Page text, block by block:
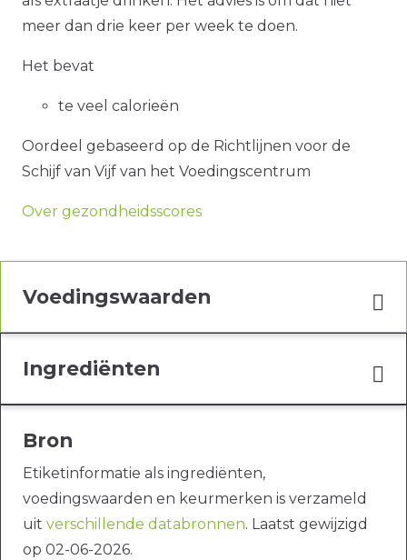
meer dan drie keer per week te doen.
Het bevat
te veel calorieën
Oordeel gebaseerd op de Richtlijnen voor de
Schijf van Vijf van het Voedingscentrum
Over gezondheidsscores
Voedingswaarden
Ingrediënten
Bron
Etiketinformatie als ingrediënten,
voedingswaarden en keurmerken is verzameld
uit verschillende databronnen. Laatst gewijzigd
op 02-06-2026.